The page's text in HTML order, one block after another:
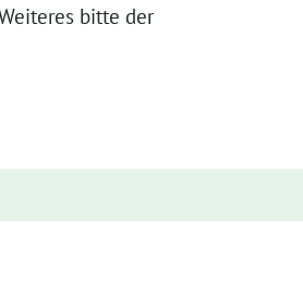
bitte der